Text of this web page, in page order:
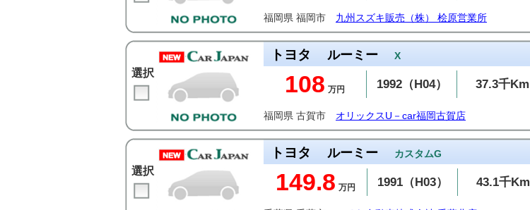
福岡県 福岡市 九州スズキ販売（株） 桧原営業所
選択
トヨタ ルーミー X
108 万円 1992（H04） 37.3千Km
福岡県 古賀市 オリックスU－car福岡古賀店
選択
トヨタ ルーミー カスタムG
149.8 万円 1991（H03） 43.1千Km